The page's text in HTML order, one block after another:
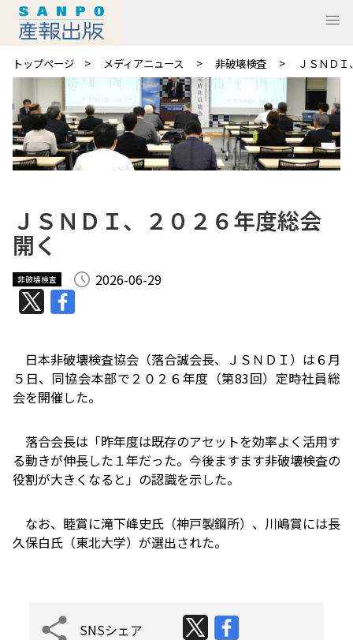
トップページ メディアニュース 非破壊検査 ＪＳＮＤ
ＪＳＮＤＩ、２０２６年度総会
開く
非破壊検査 2026-06-29
日本非破壊検査協会（落合誠会長、ＪＳＮＤＩ）は６月
５日、同協会本部で２０２６年度（第83回）定時社員総
会を開催した。
落合会長は「昨年度は既存のアセットを効率よく活用す
る動きが伸長した１年だった。今後ますます非破壊検査の
役割が大きくなると」の認識を示した。
なお、睦賞に滝下峰史氏（神戸製鋼所）、川嶋賞には長
久保白氏（東北大学）が選出された。
SNSシェア